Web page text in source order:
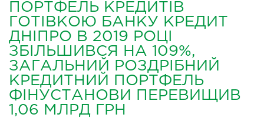
ПОРТФЕЛЬ КРЕДИТІВ
ГОТІВКОЮ БАНКУ КРЕДИТ
ДНІПРО В 2019 РОЦІ
ЗБІЛЬШИВСЯ НА 109%,
ЗАГАЛЬНИЙ РОЗДРІБНИЙ
КРЕДИТНИЙ ПОРТФЕЛЬ
ФІНУСТАНОВИ ПЕРЕВИЩИВ
1,06 МЛРД ГРН